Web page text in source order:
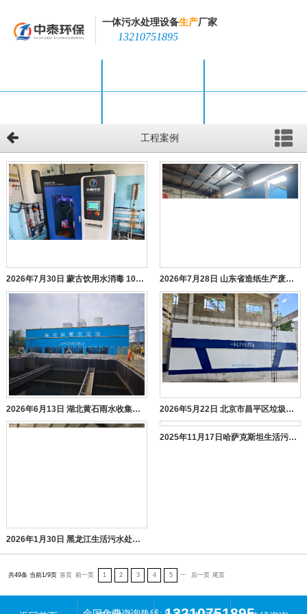
一体污水处理设备生产厂家
13210751895
工程案例
2026年7月30日 蒙古饮用水消毒 100g智能型次氯酸钠发生器 2026年7月28日 山东省造纸生产废水设备 一体化污水处理设备 200方/天
2026年6月13日 湖北黄石雨水收集处理设备 沉淀池+加药装置 300方/小时 2026年5月22日 北京市昌平区垃圾渗滤液全套污水处理设备 10方每天
2026年1月30日 黑龙江生活污水处理设备 一体化 300方每天
2025年11月17日哈萨克斯坦生活污水处理 一体化 200方每天
共49条 当前1/9页 首页 前一页 1 2 3 4 5 ··· 后一页 尾页